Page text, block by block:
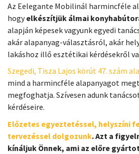
Az Eelegante Mobilinál harmincféle
hogyelkészítjük álmai
alapján képesek vagyunk egyedi
akár alapanyag-választásról, akár
lakáshoz illő esztétikai kérdésekről
Szegedi, Tisza Lajos körút 47. szám
mind a harmincféle alapanyagot
megfoghatja. Szívesen adunk
kérdéseire.
Előzetes egyeztetéssel, helyszíni
tervezéssel dolgozunk. Azt a
kínáljuk Önnek, ami az előre